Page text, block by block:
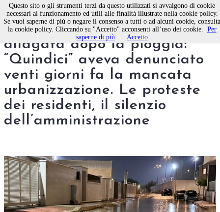
Via Saverio Nisio a Molfetta
allagata dopo la pioggia:
“Quindici” aveva denunciato
venti giorni fa la mancata
urbanizzazione. Le proteste
dei residenti, il silenzio
dell’amministrazione
Questo sito o gli strumenti terzi da questo utilizzati si avvalgono di cookie
necessari al funzionamento ed utili alle finalità illustrate nella cookie policy.
Se vuoi saperne di più o negare il consenso a tutti o ad alcuni cookie, consulta
la cookie policy. Cliccando su "Accetto" acconsenti all’uso dei cookie. Per
saperne di più
Accetto